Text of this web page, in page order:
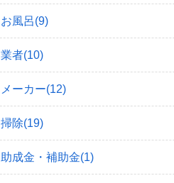
お風呂(9)
業者(10)
メーカー(12)
掃除(19)
助成金・補助金(1)